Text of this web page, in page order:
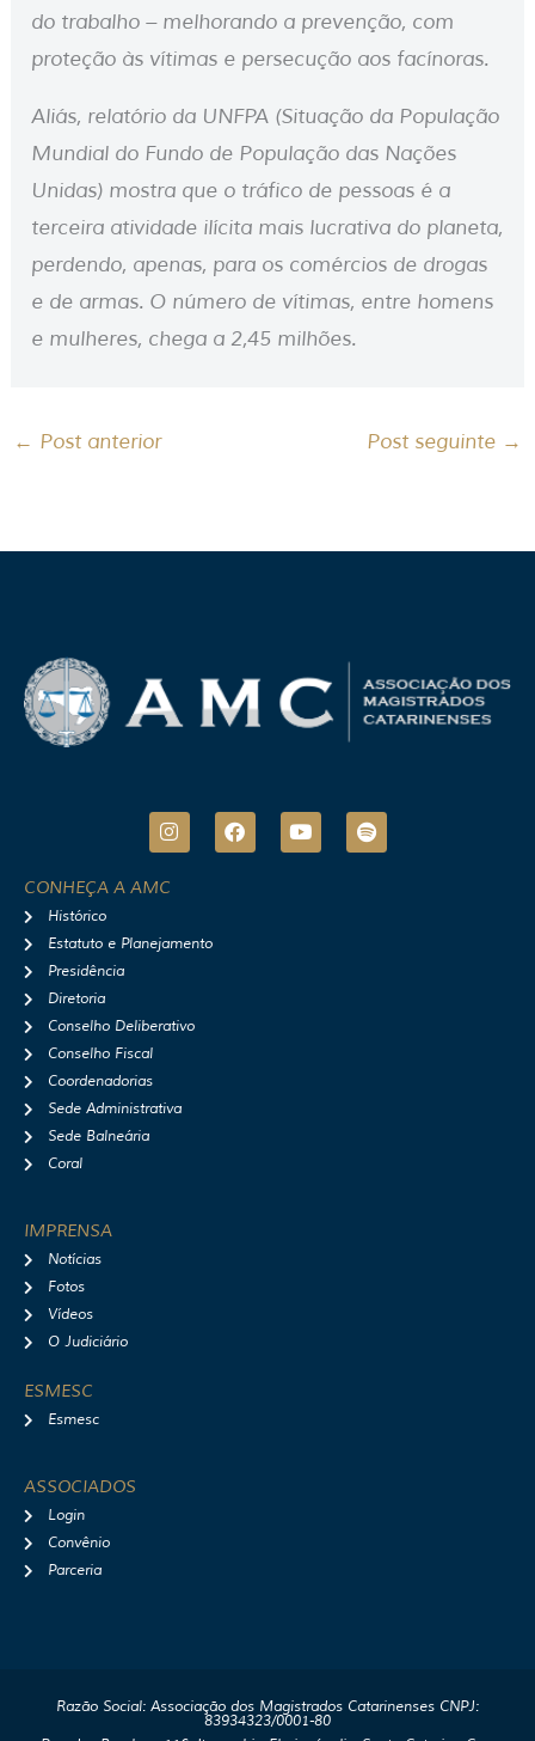
do trabalho – melhorando a prevenção, com
proteção às vítimas e persecução aos facínoras.
Aliás, relatório da UNFPA (Situação da População
Mundial do Fundo de População das Nações
Unidas) mostra que o tráfico de pessoas é a
terceira atividade ilícita mais lucrativa do planeta,
perdendo, apenas, para os comércios de drogas
e de armas. O número de vítimas, entre homens
e mulheres, chega a 2,45 milhões.
← Post anterior Post seguinte →
I
n
t
r
F
a
Y
o
S
p
CONHEÇA A AMC
Histórico
Estatuto e Planejamento
Presidência
Diretoria
Conselho Deliberativo
Conselho Fiscal
Coordenadorias
Sede Administrativa
Sede Balneária
Coral
IMPRENSA
Notícias
Fotos
Vídeos
O Judiciário
ESMESC
Esmesc
ASSOCIADOS
Login
Convênio
Parceria
Razão Social: Associação dos Magistrados Catarinenses CNPJ:
83934323/0001-80